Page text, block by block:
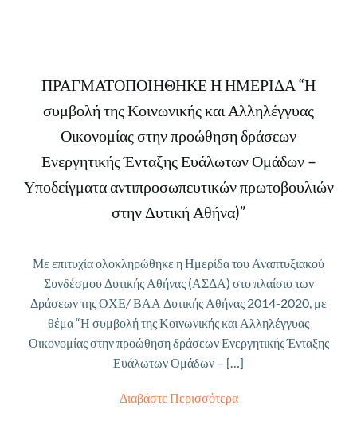
ΠΡΑΓΜΑΤΟΠΟΙΗΘΗΚΕ Η ΗΜΕΡΙΔΑ “Η
συμβολή της Κοινωνικής και Αλληλέγγυας
Οικονομίας στην προώθηση δράσεων
Ενεργητικής Ένταξης Ευάλωτων Ομάδων –
Υποδείγματα αντιπροσωπευτικών πρωτοβουλιών
στην Δυτική Αθήνα)”
Με επιτυχία ολοκληρώθηκε η Ημερίδα του Αναπτυξιακού
Συνδέσμου Δυτικής Αθήνας (ΑΣΔΑ) στο πλαίσιο των
Δράσεων της ΟΧΕ/ ΒΑΑ Δυτικής Αθήνας 2014-2020, με
θέμα “Η συμβολή της Κοινωνικής και Αλληλέγγυας
Οικονομίας στην προώθηση δράσεων Ενεργητικής Ένταξης
Ευάλωτων Ομάδων – […]
Διαβάστε Περισσότερα